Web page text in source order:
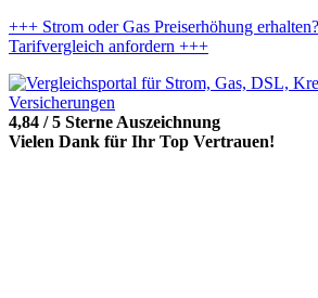
+++ Strom oder Gas Preiserhöhung
Tarifvergleich anfordern +++
4,84 / 5 Sterne Auszeichnung
Vielen Dank für Ihr Top Vertrauen!